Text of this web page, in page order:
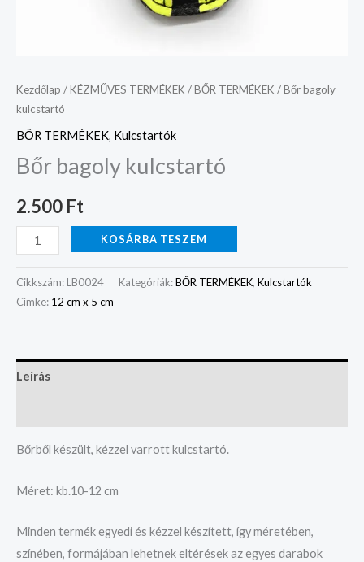
Kezdőlap /KÉZMŰVES TERMÉKEK /BŐR TERMÉKEK / Bőr bagoly
kulcstartó
BŐR TERMÉKEK, Kulcstartók
Bőr bagoly kulcstartó
2.500 Ft
KOSÁRBA TESZEM
Cikkszám: LB0024 Kategóriák:BŐR TERMÉKEK, Kulcstartók
Címke: 12 cm x 5 cm
Leírás
Bőrből készült, kézzel varrott kulcstartó.
Méret: kb.10-12 cm
Minden termék egyedi és kézzel készített, így méretében,
színében, formájában lehetnek eltérések az egyes darabok